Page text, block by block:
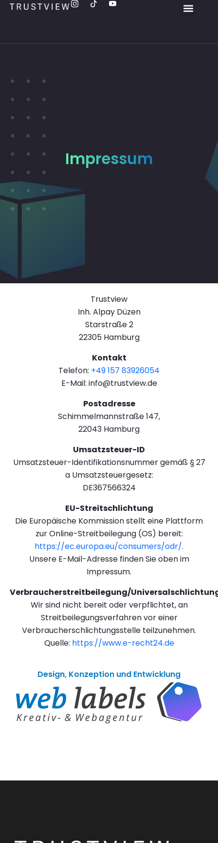
Impressum
Trustview
Inh. Alpay Düzen
Starstraße 2
22305 Hamburg
Kontakt
Telefon: +49 157 83926054
E-Mail: info@trustview.de
Postadresse
Schimmelmannstraße 147,
22043 Hamburg
Umsatzsteuer-ID
Umsatzsteuer-Identifikationsnummer gemäß § 27
a Umsatzsteuergesetz:
DE367566324
EU-Streitschlichtung
Die Europäische Kommission stellt eine Plattform
zur Online-Streitbeilegung (OS) bereit:
https://ec.europa.eu/consumers/odr/.
Unsere E-Mail-Adresse finden Sie oben im
Impressum.
Verbraucherstreitbeilegung/
Wir sind nicht bereit oder verpflichtet, an
Streitbeilegungsverfahren vor einer
Verbraucherschlichtungsstelle teilzunehmen.
Quelle: https://www.e-recht24.de
Design, Konzeption und Entwicklung